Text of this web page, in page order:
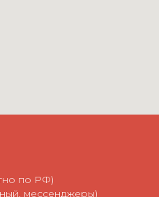
по РФ)
мессенджеры)